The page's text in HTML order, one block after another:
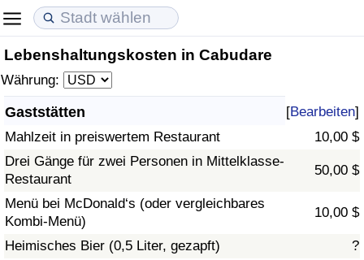
Lebenshaltungskosten in Cabudare
Währung:
Gaststätten [Bearbeiten]
Mahlzeit in preiswertem Restaurant
10,00 $
Drei Gänge für zwei Personen in Mittelklasse-
Restaurant
50,00 $
Menü bei McDonald‘s (oder vergleichbares
Kombi-Menü)
10,00 $
Heimisches Bier (0,5 Liter, gezapft)
?
Lebenshaltungskosten
Lebenshaltungskosten-Index (aktuell)
Lebenshaltungskosten-Index
Lebenshaltungskosten-Index nach Land
in Akaba
Immobilienpreise
Immobilienpreis-Index (aktuell)
Immobilienpreis-Index
Immobilienpreis-Index nach Land
Lebensqualität
Lebensqualität-Index
Lebensqualität-Index (aktuell)
Lebensqualitätsindex nach Land
Kriminalität